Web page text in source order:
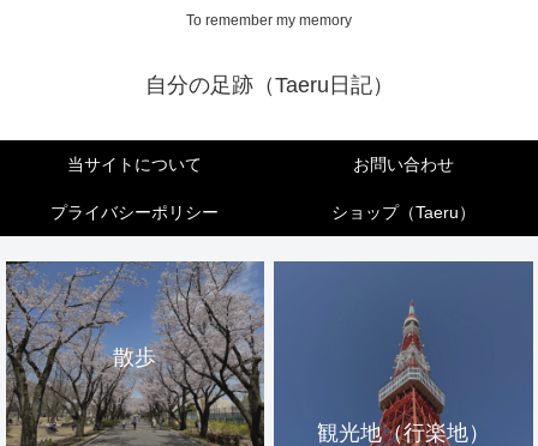
To remember my memory
自分の足跡（Taeru日記）
当サイトについて お問い合わせ
プライバシーポリシー ショップ（Taeru）
散歩
観光地（行楽地）